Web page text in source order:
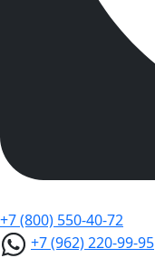
+7 (800) 550-40-72
+7 (962) 220-99-95